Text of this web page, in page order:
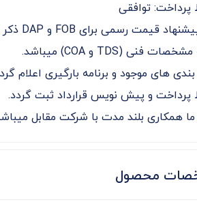
شرایط پرداخت: توافقی
نیازبه مشخصات فنی (TDS و COA) میباشد.
شرایط پرداخت و پیش نویس قرارداد ثبت گردد.
همکاری بلند مدت با شرکت مقابل
محصول